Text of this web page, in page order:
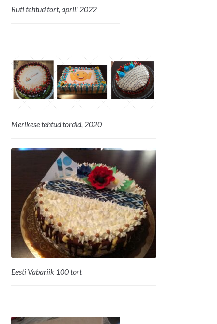
Ruti tehtud tort, aprill 2022
Merikese tehtud tordid, 2020
Eesti Vabariik 100 tort